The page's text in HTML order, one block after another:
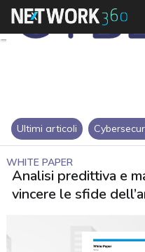
Ultimi articoli
WHITE PAPER
Analisi predittiva e
vincere le sfide